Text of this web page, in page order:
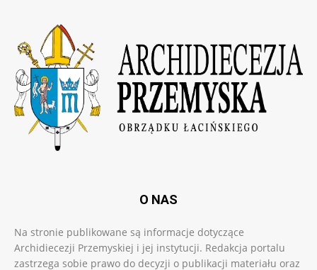
O NAS
Na stronie publikowane są informacje dotyczące
Archidiecezji Przemyskiej i jej instytucji. Redakcja portalu
zastrzega sobie prawo do decyzji o publikacji materiału oraz